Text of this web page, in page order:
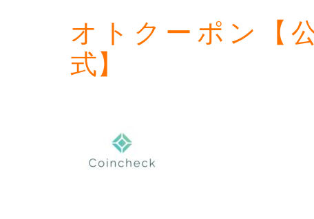
オトクーポン【
式】